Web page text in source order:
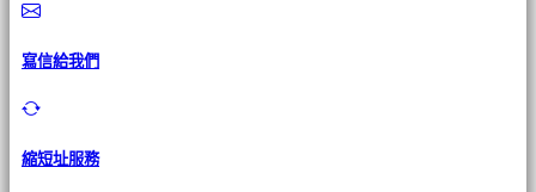
寫信給我們
縮短址服務